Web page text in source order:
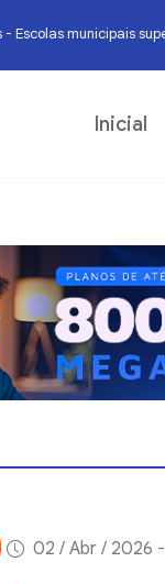
Escolas municipais
Inicial
02 / Abr / 2026